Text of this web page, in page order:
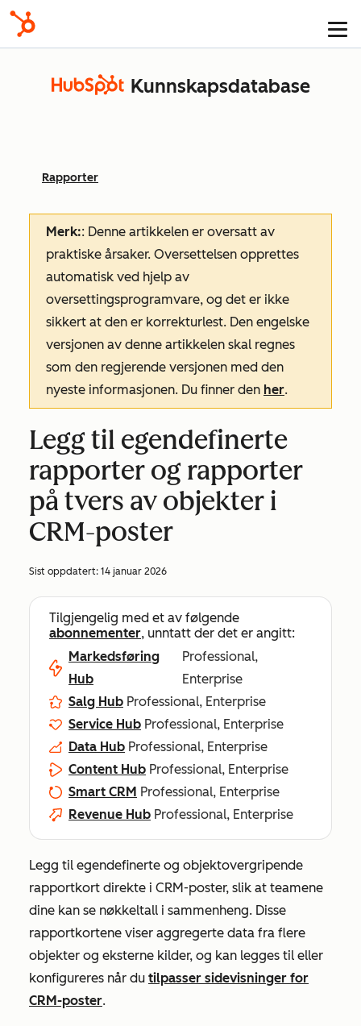
Kunnskapsdatabase
Rapporter
Merk:: Denne artikkelen er oversatt av
praktiske årsaker. Oversettelsen opprettes
automatisk ved hjelp av
oversettingsprogramvare, og det er ikke
sikkert at den er korrekturlest. Den engelske
versjonen av denne artikkelen skal regnes
som den regjerende versjonen med den
nyeste informasjonen. Du finner den her.
Legg til egendefinerte
rapporter og rapporter
på tvers av objekter i
CRM-poster
Sist oppdatert: 14 januar 2026
Tilgjengelig med et av følgende
abonnementer, unntatt der det er angitt:
Markedsføring
Hub
Professional,
Enterprise
Salg Hub Professional, Enterprise
Service Hub Professional, Enterprise
Data Hub Professional, Enterprise
Content Hub Professional, Enterprise
Smart CRM Professional, Enterprise
Revenue Hub Professional, Enterprise
Legg til egendefinerte og objektovergripende
rapportkort direkte i CRM-poster, slik at teamene
dine kan se nøkkeltall i sammenheng. Disse
rapportkortene viser aggregerte data fra flere
objekter og eksterne kilder, og kan legges til eller
konfigureres når du tilpasser sidevisninger for
CRM-poster.